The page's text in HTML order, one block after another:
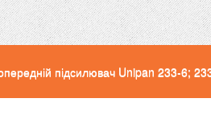
підсилювач Unipan 233-6;